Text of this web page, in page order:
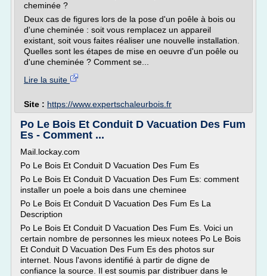
cheminée ?
Deux cas de figures lors de la pose d'un poêle à bois ou
d'une cheminée : soit vous remplacez un appareil
existant, soit vous faites réaliser une nouvelle installation.
Quelles sont les étapes de mise en oeuvre d'un poêle ou
d'une cheminée ? Comment se...
Lire la suite
Site : https://www.expertschaleurbois.fr
Po Le Bois Et Conduit D Vacuation Des Fum
Es - Comment ...
Mail.lockay.com
Po Le Bois Et Conduit D Vacuation Des Fum Es
Po Le Bois Et Conduit D Vacuation Des Fum Es: comment
installer un poele a bois dans une cheminee
Po Le Bois Et Conduit D Vacuation Des Fum Es La
Description
Po Le Bois Et Conduit D Vacuation Des Fum Es. Voici un
certain nombre de personnes les mieux notees Po Le Bois
Et Conduit D Vacuation Des Fum Es des photos sur
internet. Nous l'avons identifié à partir de digne de
confiance la source. Il est soumis par distribuer dans le